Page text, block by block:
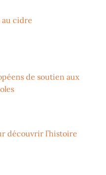
au cidre
de soutien aux
découvrir l’histoire